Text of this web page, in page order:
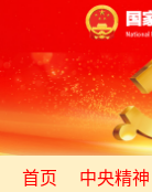
首页 中央精神